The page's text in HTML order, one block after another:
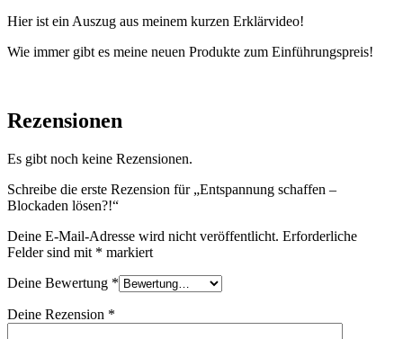
Hier ist ein Auszug aus meinem kurzen Erklärvideo!
Wie immer gibt es meine neuen Produkte zum Einführungspreis!
Rezensionen
Es gibt noch keine Rezensionen.
Schreibe die erste Rezension für „Entspannung schaffen –
Blockaden lösen?!“
Deine E-Mail-Adresse wird nicht veröffentlicht. Erforderliche
Felder sind mit * markiert
Deine Bewertung *
Deine Rezension *